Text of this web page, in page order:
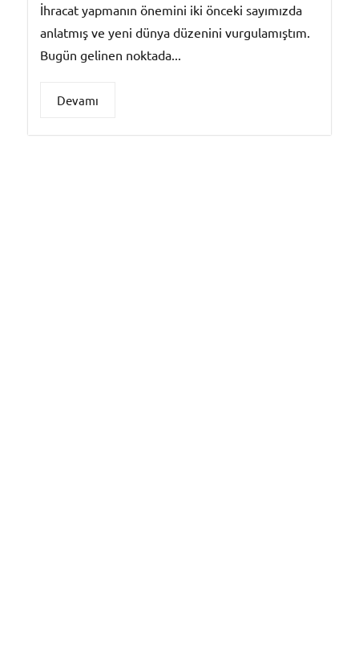
İhracat yapmanın önemini iki önceki sayımızda
anlatmış ve yeni dünya düzenini vurgulamıştım.
Bugün gelinen noktada...
Devamı